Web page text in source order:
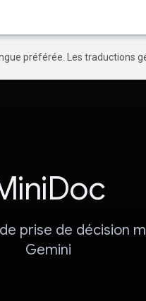
préférée. Les traductions
prise de décision
Gemini